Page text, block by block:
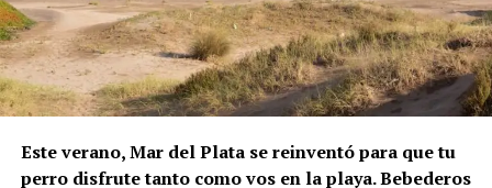
Este verano, Mar del Plata se reinventó para que tu
perro disfrute tanto como vos en la playa. Bebederos